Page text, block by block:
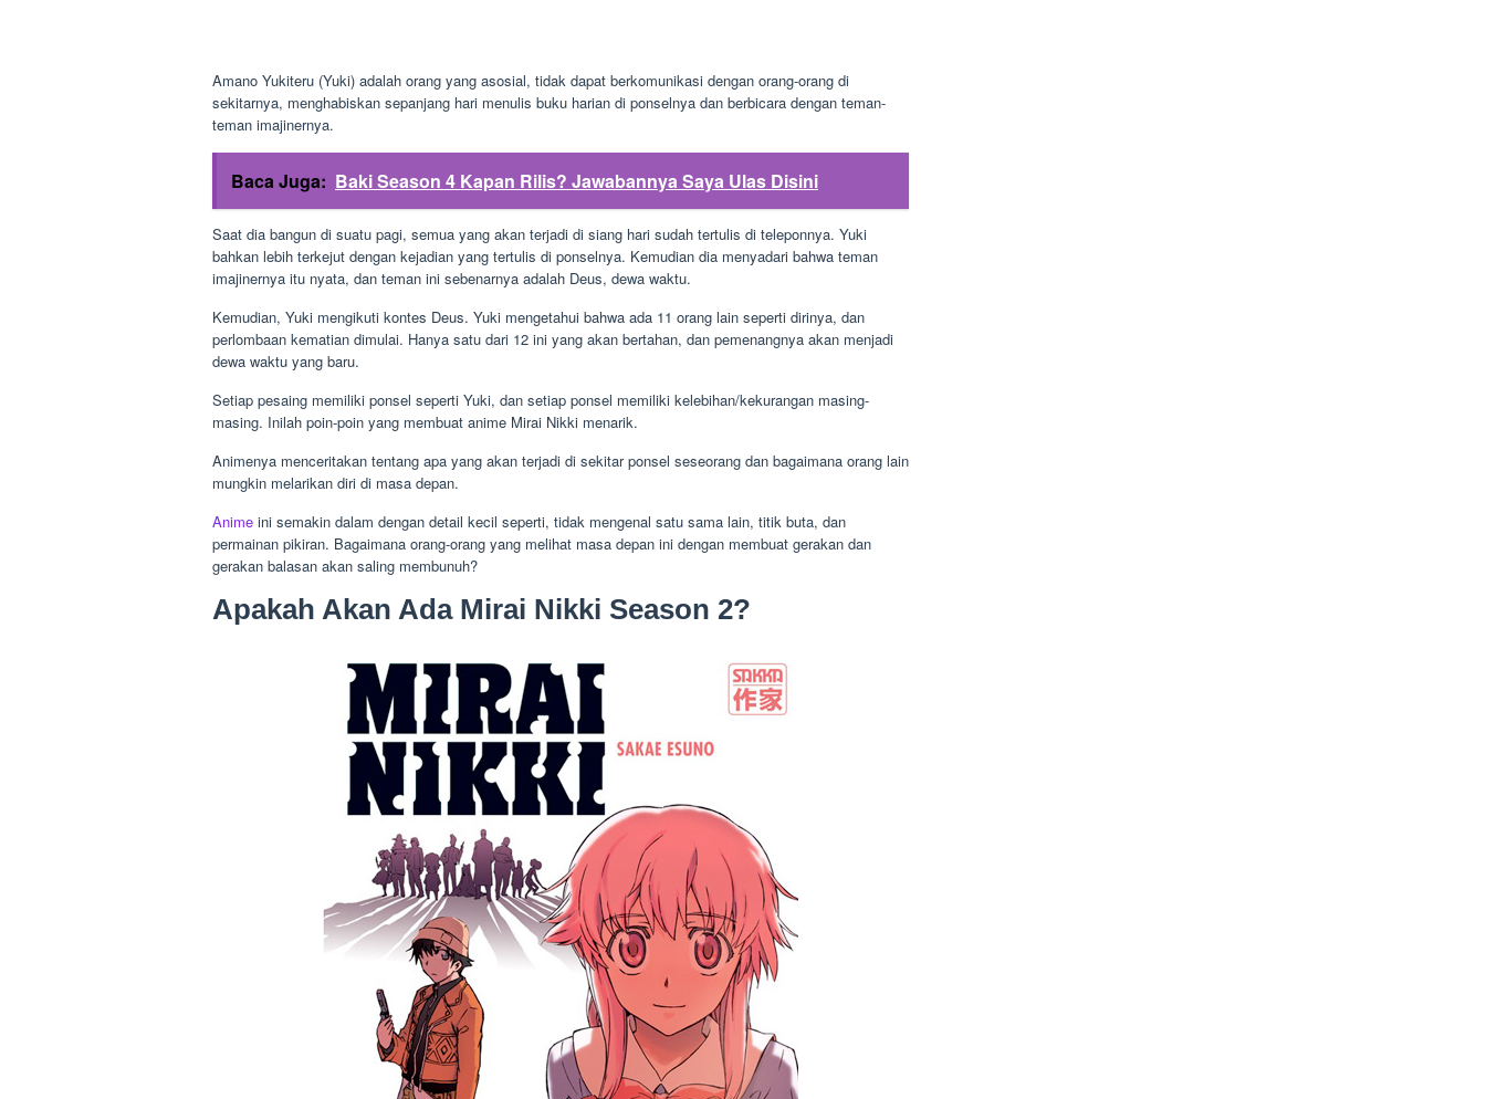
Amano Yukiteru (Yuki) adalah orang yang asosial, tidak dapat berkomunikasi dengan orang-orang di
sekitarnya, menghabiskan sepanjang hari menulis buku harian di ponselnya dan berbicara dengan teman-
teman imajinernya.
Baca Juga: Baki Season 4 Kapan Rilis? Jawabannya Saya Ulas Disini
Saat dia bangun di suatu pagi, semua yang akan terjadi di siang hari sudah tertulis di teleponnya. Yuki
bahkan lebih terkejut dengan kejadian yang tertulis di ponselnya. Kemudian dia menyadari bahwa teman
imajinernya itu nyata, dan teman ini sebenarnya adalah Deus, dewa waktu.
Kemudian, Yuki mengikuti kontes Deus. Yuki mengetahui bahwa ada 11 orang lain seperti dirinya, dan
perlombaan kematian dimulai. Hanya satu dari 12 ini yang akan bertahan, dan pemenangnya akan menjadi
dewa waktu yang baru.
Setiap pesaing memiliki ponsel seperti Yuki, dan setiap ponsel memiliki kelebihan/kekurangan masing-
masing. Inilah poin-poin yang membuat anime Mirai Nikki menarik.
Animenya menceritakan tentang apa yang akan terjadi di sekitar ponsel seseorang dan bagaimana orang lain
mungkin melarikan diri di masa depan.
Anime ini semakin dalam dengan detail kecil seperti, tidak mengenal satu sama lain, titik buta, dan
permainan pikiran. Bagaimana orang-orang yang melihat masa depan ini dengan membuat gerakan dan
gerakan balasan akan saling membunuh?
Apakah Akan Ada Mirai Nikki Season 2?